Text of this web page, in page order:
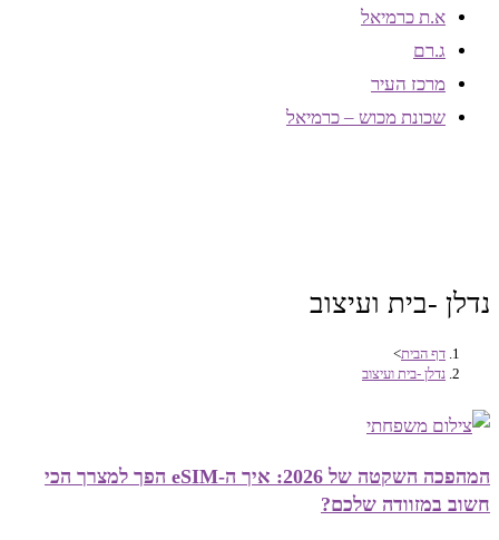
א.ת כרמיאל
ג.רם
מרכז העיר
שכונת מכוש – כרמיאל
נדלן -בית ועיצוב
דף הבית>
נדלן -בית ועיצוב
המהפכה השקטה של 2026: איך ה-eSIM הפך למצרך הכי
חשוב במזוודה שלכם?